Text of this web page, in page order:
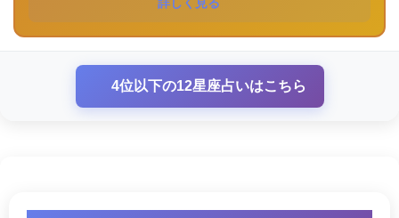
詳しく見る
4位以下の12星座占いはこちら